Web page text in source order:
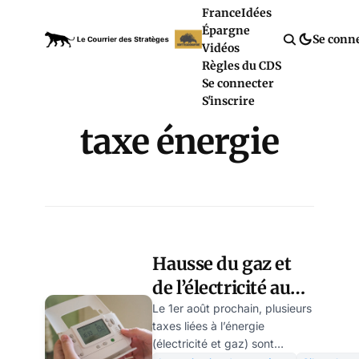
FranceIdées
Épargne
Vidéos
Règles du CDS
Se connecter
S'inscrire
Se
taxe énergie
Hausse du gaz et
de l’électricité au
1er août: va-t-on
vers un nouveau «
Le 1er août prochain, plusieurs
taxes liées à l’énergie
(électricité et gaz) sont